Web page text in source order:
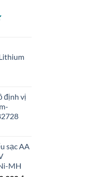
định vị
sạc AA
MH